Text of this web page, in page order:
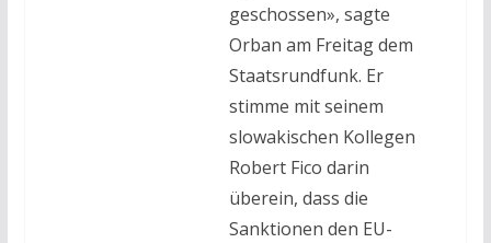
geschossen», sagte
Orban am Freitag dem
Staatsrundfunk. Er
stimme mit seinem
slowakischen Kollegen
Robert Fico darin
überein, dass die
Sanktionen den EU-